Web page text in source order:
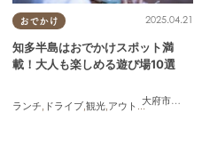
おでかけ
大府市
,東浦
2025.04.21
知多半島はおでかけスポット満
載！大人も楽しめる遊び場10選
ランチ ドライブ 観光 アウトドア , 親子,